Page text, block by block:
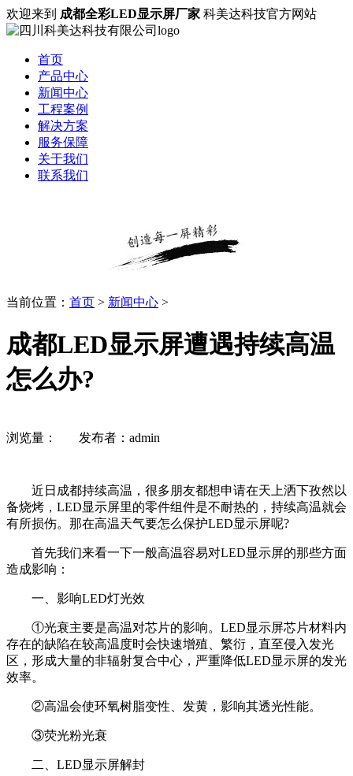
欢迎来到 成都全彩LED显示屏厂家 科美达科技官方网站
首页
产品中心
新闻中心
工程案例
解决方案
服务保障
关于我们
联系我们
当前位置： 首页 > 新闻中心 >
成都LED显示屏遭遇持续高温
怎么办?
浏览量： 发布者：admin
近日成都持续高温，很多朋友都想申请在天上洒下孜然以
备烧烤，LED显示屏里的零件组件是不耐热的，持续高温就会
有所损伤。那在高温天气要怎么保护LED显示屏呢?
首先我们来看一下一般高温容易对LED显示屏的那些方面
造成影响：
一、影响LED灯光效
①光衰主要是高温对芯片的影响。LED显示屏芯片材料内
存在的缺陷在较高温度时会快速增殖、繁衍，直至侵入发光
区，形成大量的非辐射复合中心，严重降低LED显示屏的发光
效率。
②高温会使环氧树脂变性、发黄，影响其透光性能。
③荧光粉光衰
二、LED显示屏解封